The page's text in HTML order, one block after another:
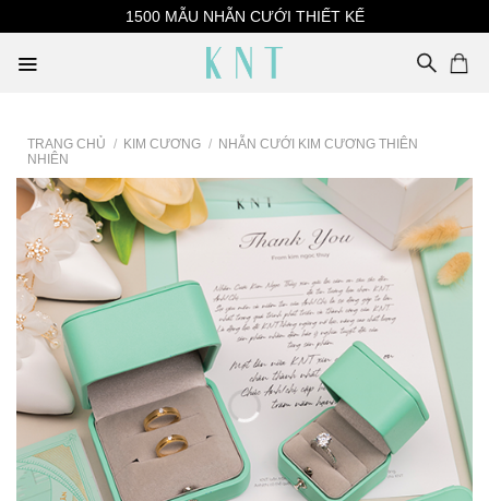
content
1500 MẪU NHẪN CƯỚI THIẾT KẾ
TRANG CHỦ / KIM CƯƠNG / NHẪN CƯỚI KIM CƯƠNG THIÊN
NHIÊN